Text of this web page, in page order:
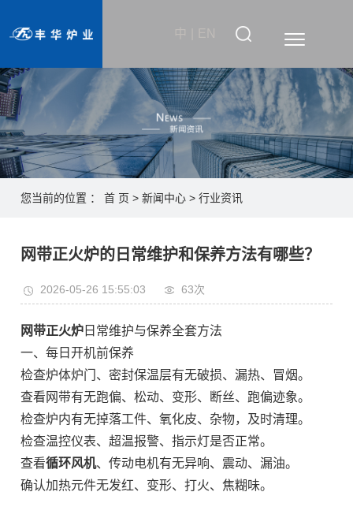
中 EN
您当前的位置 ：首 页 >新闻中心 >行业资讯
网带正火炉的日常维护和保养方法有哪些？
2026-05-26 15:55:03 63次
网带正火炉 日常维护与保养全套方法
一、每日开机前保养
检查炉体炉门、密封保温层有无破损、漏热、冒烟。
查看网带有无跑偏、松动、变形、断丝、跑偏迹象。
检查炉内有无掉落工件、氧化皮、杂物，及时清理。
检查温控仪表、超温报警、指示灯是否正常。
查看循环风机、传动电机有无异响、震动、漏油。
确认加热元件无发红、变形、打火、焦糊味。